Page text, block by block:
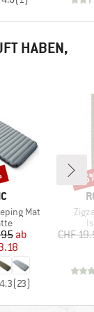
HABEN,
Mat
Preis
ab
4.3(23)
CHF